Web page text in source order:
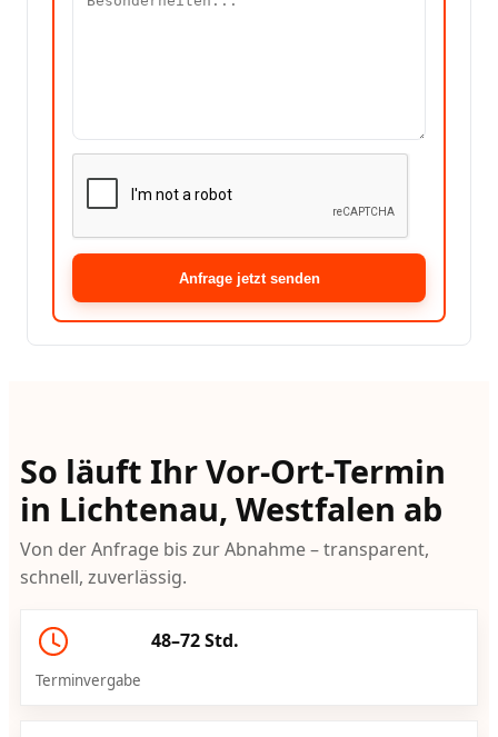
Anfrage jetzt senden
So läuft Ihr Vor-Ort-Termin
in Lichtenau, Westfalen ab
Von der Anfrage bis zur Abnahme – transparent,
schnell, zuverlässig.
48–72 Std.
Terminvergabe